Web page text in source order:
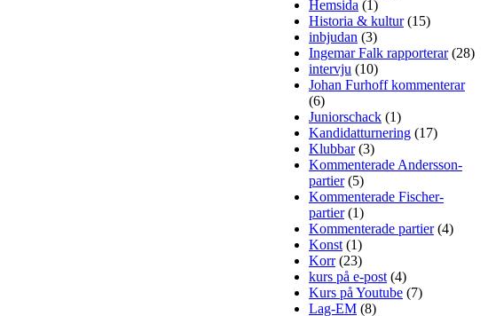
Hemsida (1)
Historia & kultur(15)
inbjudan (3)
Ingemar Falk rapporterar(28)
intervju (10)
Johan Furhoff kommenterar
(6)
Juniorschack (1)
Kandidatturnering (17)
Klubbar(3)
Kommenterade Andersson-
partier(5)
Kommenterade Fischer-
partier(1)
Kommenterade partier(4)
Konst (1)
Korr(23)
kurs på e-post (4)
Kurs på Youtube (7)
Lag-EM (8)